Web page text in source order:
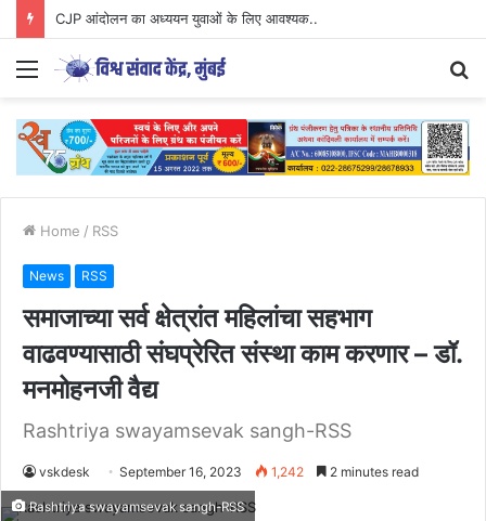
Parenting Has Its Limits….
Menu
Home / RSS
News RSS
समाजाच्या सर्व क्षेत्रांत महिलांचा सहभाग
वाढवण्यासाठी संघप्रेरित संस्था काम करणार – डॉ.
मनमोहनजी वैद्य
Rashtriya swayamsevak sangh-RSS
vskdesk September 16, 2023 1,242 2 minutes read
Rashtriya swayamsevak sangh-RSS